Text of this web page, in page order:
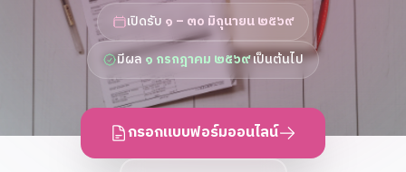
เปิดรับ ๑ – ๓๐ มิถุนายน ๒๕๖๙
มีผล๑ กรกฎาคม ๒๕๖๙เป็นต้นไป
กรอกแบบฟอร์มออนไลน์